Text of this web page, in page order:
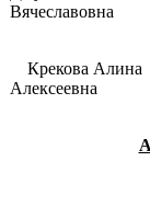
Вячеславовна
Крекова Алина
Алексеевна